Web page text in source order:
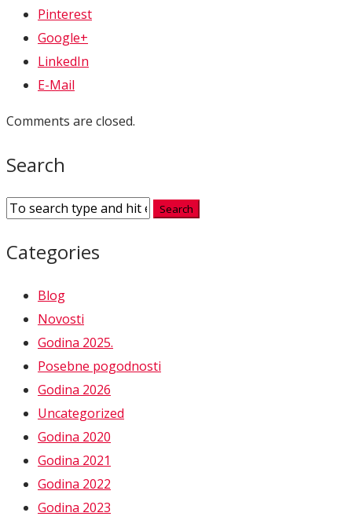
Pinterest
Google+
LinkedIn
E-Mail
Comments are closed.
Search
Categories
Blog
Novosti
Godina 2025.
Posebne pogodnosti
Godina 2026
Uncategorized
Godina 2020
Godina 2021
Godina 2022
Godina 2023